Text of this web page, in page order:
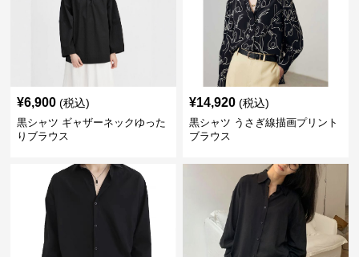
¥6,900 (税込)
黒シャツ ギャザーネックゆった
りブラウス
¥14,920 (税込)
黒シャツ うさぎ線描画プリント
ブラウス